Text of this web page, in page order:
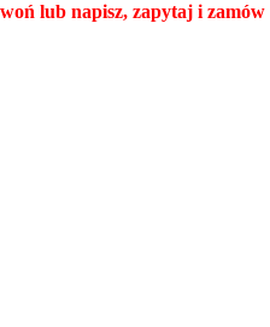
lub napisz, zapytaj i zamów